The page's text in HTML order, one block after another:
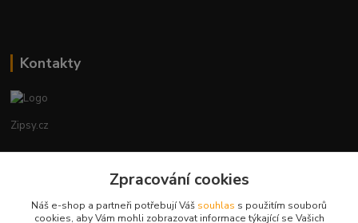
Kontakty
Zipsy.cz
+420774877333
Zpracování cookies
Náš e-shop a partneři potřebují Váš souhlas s použitím souborů
cookies, aby Vám mohli zobrazovat informace týkající se Vašich